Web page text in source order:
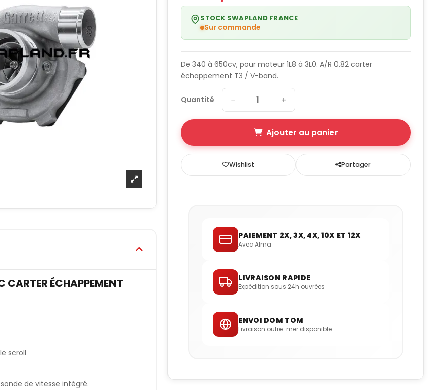
CARTER ÉCHAPPEMENT
scroll
de vitesse intégré.
STOCK SWAPLAND FRANCE
Sur commande
De 340 à 650cv, pour moteur 1L8 à 3L0. A/R 0.82 carter
échappement T3 / V-band.
Quantité − +
Ajouter au panier
Wishlist Partager
PAIEMENT 2X, 3X, 4X, 10X ET 12X
Avec Alma
LIVRAISON RAPIDE
Expédition sous 24h ouvrées
ENVOI DOM TOM
Livraison outre-mer disponible